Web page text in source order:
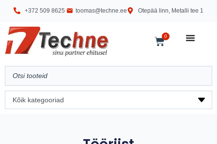
+372 509 8625 toomas@techne.ee Otepää linn, Metalli tee 1
0